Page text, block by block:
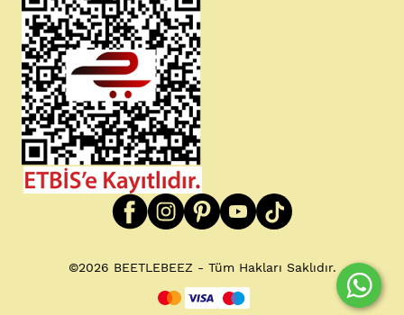
©2026 BEETLEBEEZ - Tüm Hakları Saklıdır.